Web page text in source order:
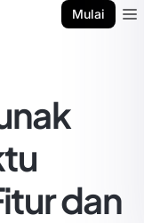
Mulai
dan